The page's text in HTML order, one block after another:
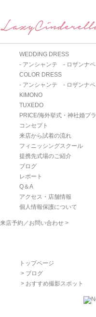
WEDDING DRESS
- アンシャンテ
- ロザンナ
COLOR DRESS
- アンシャンテ
- ロザンナ
KIMONO
TUXEDO
PRICE/海外挙式・神社婚プ
コンセプト
来店から試着の流れ
フィニッシングスクール
提携先式場のご紹介
ブログ
レポート
Q＆A
アクセス・店舗情報
個人情報保護について
来店予約／お問い合わせ >
トップページ
> ブログ
> おすすめ撮影スポット